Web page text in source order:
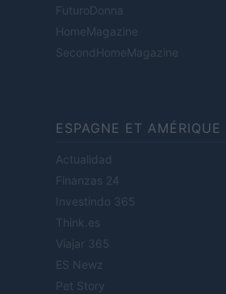
FuturoDonna
HomeMagazine
SecondHomeMagazine
ESPAGNE ET AMÉRIQUE
Actualidad
Finanzas 24
Investindo 365
Think.es
Viajar 365
ES Newz
Pet Story